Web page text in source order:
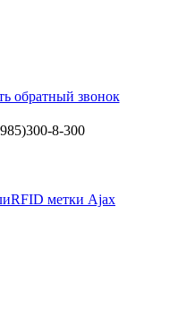
обратный звонок
8-300
RFID метки Ajax